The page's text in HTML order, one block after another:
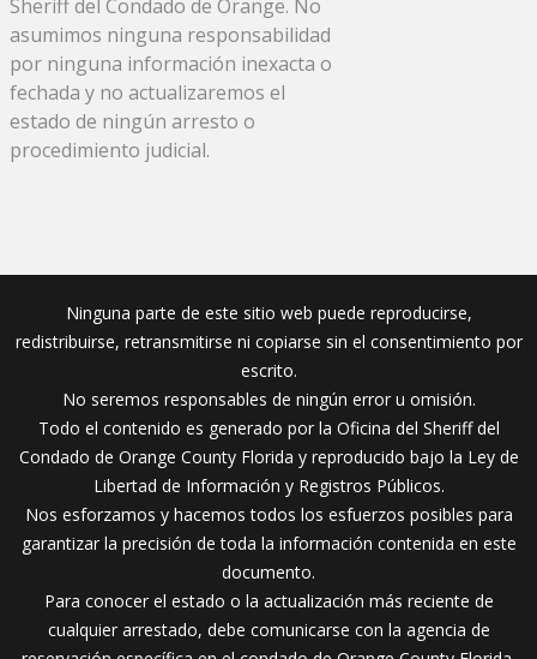
Sheriff del Condado de Orange. No
asumimos ninguna responsabilidad
por ninguna información inexacta o
fechada y no actualizaremos el
estado de ningún arresto o
procedimiento judicial.
Ninguna parte de este sitio web puede reproducirse,
redistribuirse, retransmitirse ni copiarse sin el consentimiento por
escrito.
No seremos responsables de ningún error u omisión.
Todo el contenido es generado por la Oficina del Sheriff del
Condado de Orange County Florida y reproducido bajo la Ley de
Libertad de Información y Registros Públicos.
Nos esforzamos y hacemos todos los esfuerzos posibles para
garantizar la precisión de toda la información contenida en este
documento.
Para conocer el estado o la actualización más reciente de
cualquier arrestado, debe comunicarse con la agencia de